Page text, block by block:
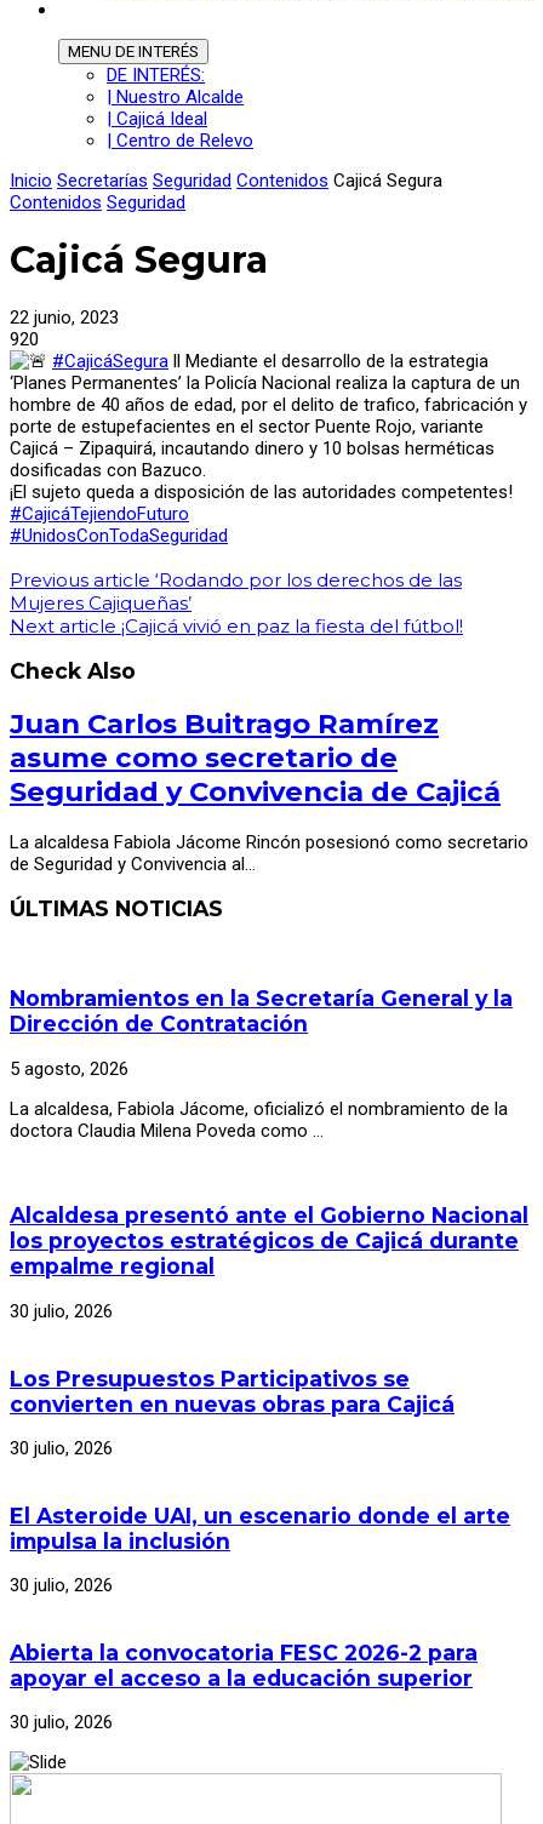
MENU DE INTERÉS
DE INTERÉS:
| Nuestro Alcalde
| Cajicá Ideal
| Centro de Relevo
Inicio Secretarías Seguridad Contenidos Cajicá Segura
Contenidos Seguridad
Cajicá Segura
22 junio, 2023
920
#CajicáSegura ll Mediante el desarrollo de la estrategia
‘Planes Permanentes’ la Policía Nacional realiza la captura de un
hombre de 40 años de edad, por el delito de trafico, fabricación y
porte de estupefacientes en el sector Puente Rojo, variante
Cajicá – Zipaquirá, incautando dinero y 10 bolsas herméticas
dosificadas con Bazuco.
¡El sujeto queda a disposición de las autoridades competentes!
#CajicáTejiendoFuturo
#UnidosConTodaSeguridad
Previous article ‘Rodando por los derechos de las
Mujeres Cajiqueñas’
Next article ¡Cajicá vivió en paz la fiesta del fútbol!
Check Also
Juan Carlos Buitrago Ramírez
asume como secretario de
Seguridad y Convivencia de Cajicá
La alcaldesa Fabiola Jácome Rincón posesionó como secretario
de Seguridad y Convivencia al…
ÚLTIMAS NOTICIAS
Nombramientos en la Secretaría General y la
Dirección de Contratación
5 agosto, 2026
La alcaldesa, Fabiola Jácome, oficializó el nombramiento de la
doctora Claudia Milena Poveda como …
Alcaldesa presentó ante el Gobierno Nacional
los proyectos estratégicos de Cajicá durante
empalme regional
30 julio, 2026
Los Presupuestos Participativos se
convierten en nuevas obras para Cajicá
30 julio, 2026
El Asteroide UAI, un escenario donde el arte
impulsa la inclusión
30 julio, 2026
Abierta la convocatoria FESC 2026-2 para
apoyar el acceso a la educación superior
30 julio, 2026